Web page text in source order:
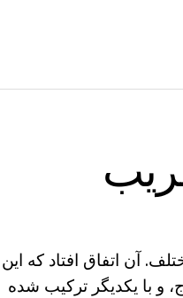
آن اتفاق افتاد که این
و با یکدیگر ترکیب شده